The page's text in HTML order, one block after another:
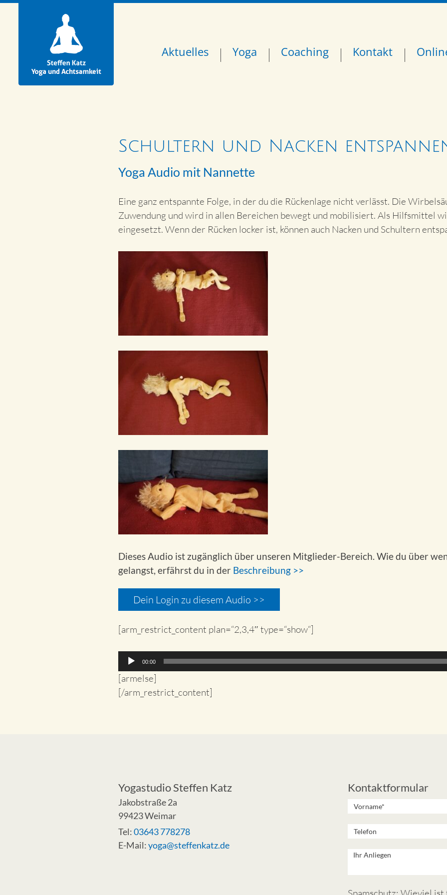
Aktuelles Yoga Coaching Kontakt
Schultern und Nacken
Yoga Audio mit Nannette
Eine ganz entspannte Folge, in der du die Rückenlage nicht verlässt. Die
Zuwendung und wird in allen Bereichen bewegt und mobilisiert. Als Hilfsmittel
eingesetzt. Wenn der Rücken locker ist, können auch Nacken und Schultern
Dieses Audio ist zugänglich über unseren Mitglieder-Bereich. Wie du über
gelangst, erfährst du in der Beschreibung >>
Dein Login zu diesem Audio >>
[arm_restrict_content plan=“2,3,4″ type=“show“]
Audio-
00:00
[armelse]
[/arm_restrict_content]
Yogastudio Steffen Katz
Jakobstraße 2a
99423 Weimar
Tel:03643 778278
E-Mail:yoga@steffenkatz.de
Kontaktformular